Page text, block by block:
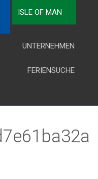
ISLE OF MAN
UNTERNEHMEN
FERIENSUCHE